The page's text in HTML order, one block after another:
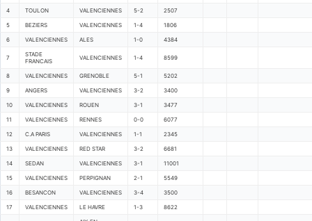
4 TOULON VALENCIENNES 5-2 2507
5 BEZIERS VALENCIENNES 1-4 1806
6 VALENCIENNES ALES 1-0 4384
7
STADE
FRANCAIS
VALENCIENNES 1-4 8599
8 VALENCIENNES GRENOBLE 5-1 5202
9 ANGERS VALENCIENNES 3-2 3400
10 VALENCIENNES ROUEN 3-1 3477
11 VALENCIENNES RENNES 0-0 6077
12 C.A PARIS VALENCIENNES 1-1 2345
13 VALENCIENNES RED STAR 3-2 6681
14 SEDAN VALENCIENNES 3-1 11001
15 VALENCIENNES PERPIGNAN 2-1 5549
16 BESANCON VALENCIENNES 3-4 3500
17 VALENCIENNES LE HAVRE 1-3 8622